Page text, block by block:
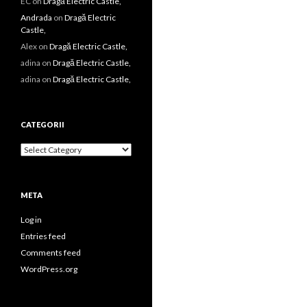
Andrada on Dragă Electric
Castle,
Alex on Dragă Electric Castle,
adina on Dragă Electric Castle,
adina on Dragă Electric Castle,
CATEGORII
Categorii
META
Log in
Entries feed
Comments feed
WordPress.org